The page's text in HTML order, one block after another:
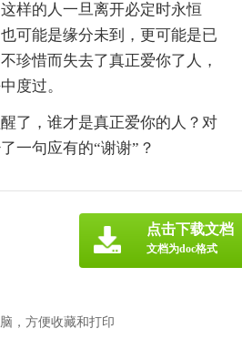
样的人一旦离开必定时永恒
可能是缘分未到，更可能是已
珍惜而失去了真正爱你了人，
度过。
了，谁才是真正爱你的人？对
一句应有的“谢谢”？
，方便收藏和打印
点击下载文档
文档为doc格式